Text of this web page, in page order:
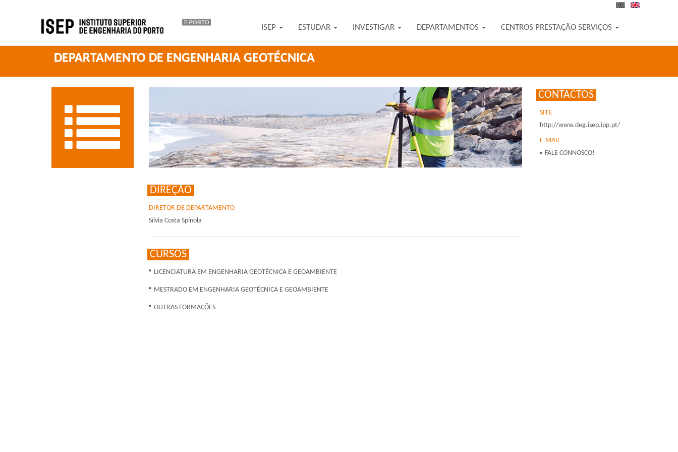
ISEP ESTUDAR INVESTIGAR DEPARTAMENTOS CENTROS PRESTAÇÃO SERVIÇOS
PT
DEPARTAMENTO DE ENGENHARIA GEOTÉCNICA
DIREÇÃO
DIRETOR DE DEPARTAMENTO
Sílvia Costa Spínola
CURSOS
LICENCIATURA EM ENGENHARIA GEOTÉCNICA E GEOAMBIENTE
MESTRADO EM ENGENHARIA GEOTÉCNICA E GEOAMBIENTE
OUTRAS FORMAÇÕES
CONTACTOS
SITE
http://www.deg.isep.ipp.pt/
E-MAIL
FALE CONNOSCO!